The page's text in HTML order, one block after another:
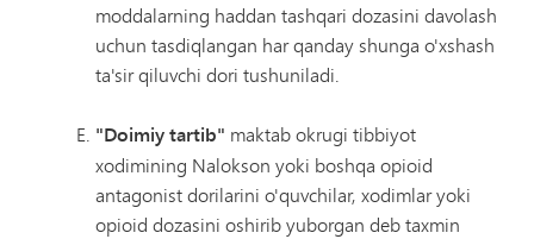
moddalarning haddan tashqari dozasini davolash
uchun tasdiqlangan har qanday shunga o'xshash
ta'sir qiluvchi dori tushuniladi.
"Doimiy tartib" maktab okrugi tibbiyot
xodimining Nalokson yoki boshqa opioid
antagonist dorilarini o'quvchilar, xodimlar yoki
opioid dozasini oshirib yuborgan deb taxmin